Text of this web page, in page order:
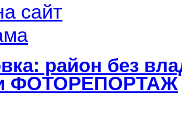
сайт
район без
ФОТОРЕПОРТАЖ